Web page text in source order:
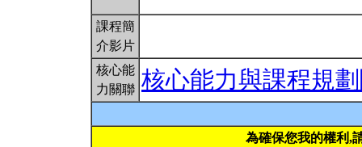
課程簡
介影片
核心能
力關聯 核心能力與課程規
為確保您我的權利,